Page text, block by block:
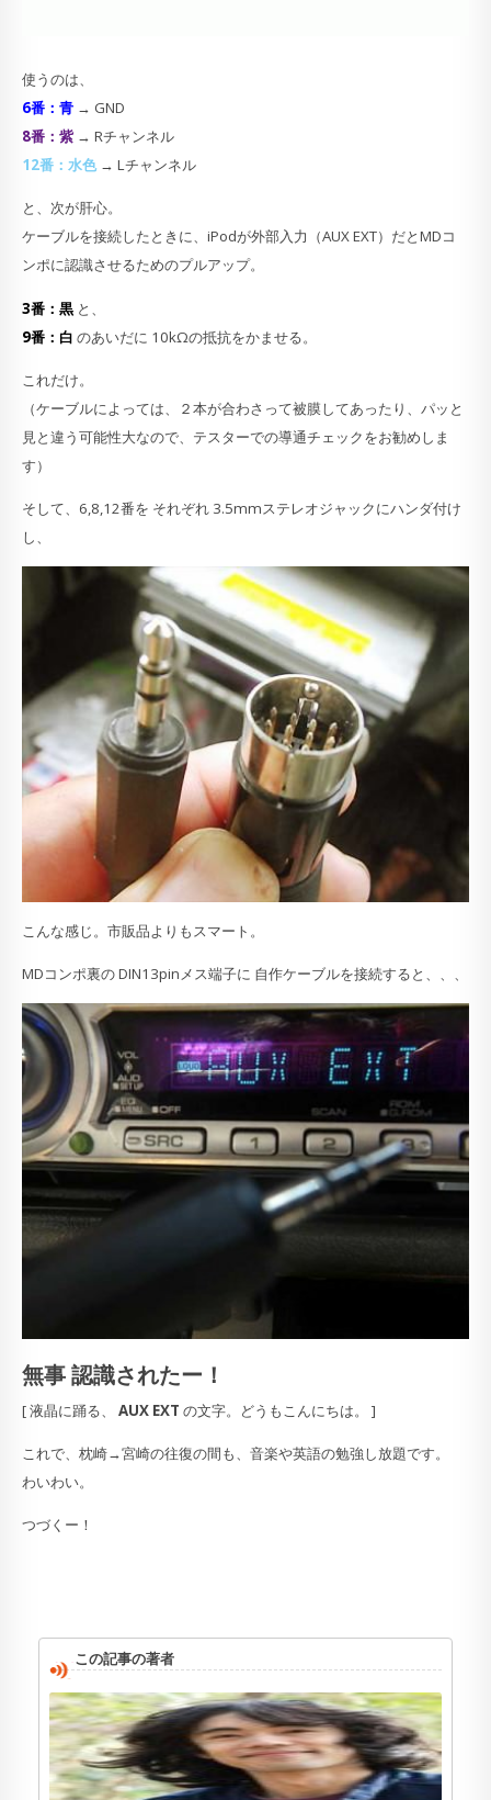
使うのは、
6番：青 → GND
8番：紫 → Rチャンネル
12番：水色→ Lチャンネル
と、次が肝心。
ケーブルを接続したときに、iPodが外部入力（AUX EXT）だとMDコ
ンポに認識させるためのプルアップ。
3番：黒 と、
9番：白 のあいだに 10kΩの抵抗をかませる。
これだけ。
（ケーブルによっては、２本が合わさって被膜してあったり、パッと
見と違う可能性大なので、テスターでの導通チェックをお勧めしま
す）
そして、6,8,12番を それぞれ 3.5mmステレオジャックにハンダ付け
し、
こんな感じ。市販品よりもスマート。
MDコンポ裏の DIN13pinメス端子に 自作ケーブルを接続すると、、、
無事 認識されたー！
[ 液晶に踊る、 AUX EXT の文字。どうもこんにちは。 ]
これで、枕崎→宮崎の往復の間も、音楽や英語の勉強し放題です。
わいわい。
つづくー！
この記事の著者